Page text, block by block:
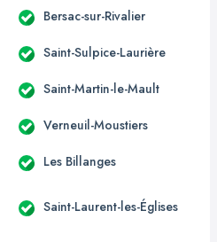
Bersac-sur-Rivalier
Saint-Sulpice-Laurière
Saint-Martin-le-Mault
Verneuil-Moustiers
Les Billanges
Saint-Laurent-les-Églises